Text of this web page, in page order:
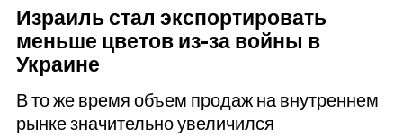
Израиль стал экспортировать
меньше цветов из-за войны в
Украине
В то же время объем продаж на внутреннем
рынке значительно увеличился